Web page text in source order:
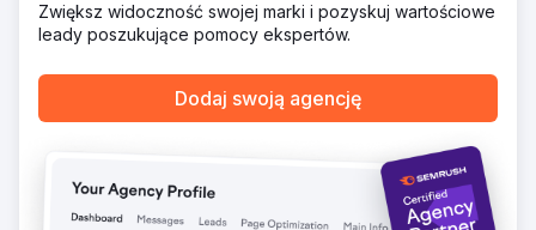
Przejdź do strony agencji
Zwiększ widoczność swojej marki i pozyskuj wartościowe
leady poszukujące pomocy ekspertów.
Dodaj swoją agencję